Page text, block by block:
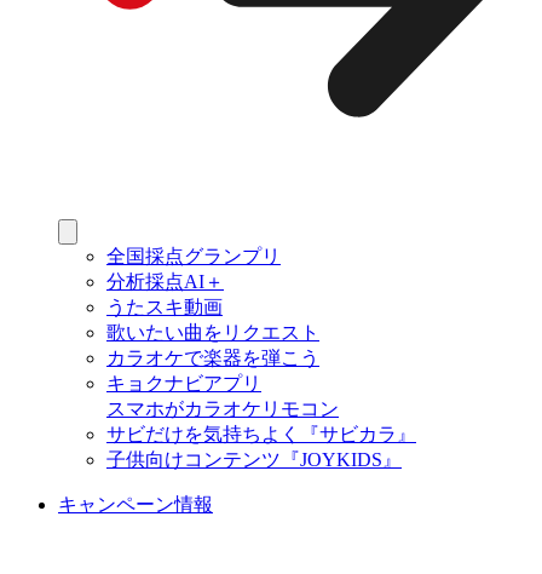
全国採点グランプリ
分析採点AI＋
うたスキ動画
歌いたい曲をリクエスト
カラオケで楽器を弾こう
キョクナビアプリ
スマホがカラオケリモコン
サビだけを気持ちよく『サビカラ』
子供向けコンテンツ『JOYKIDS』
キャンペーン情報